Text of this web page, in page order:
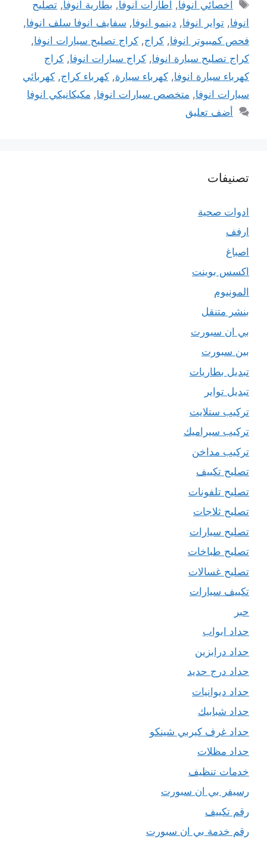
اخصائي انوفا, اطارات انوفا, بطارية انوفا,تصليح
انوفا, تواير انوفا, دينمو انوفا, سفايف انوفا سلف انوفا,
فحص كمبيوتر انوفا, كراج, كراج تصليح سيارات انوفا,
كراج تصليح سيارة انوفا, كراج سيارات انوفا, كراج
كهرباء سيارة انوفا, كهرباء سيارة, كهرباء كراج, كهربائي
سيارات انوفا, متخصص سيارات انوفا, مكيكانيكي انوفا
أضف تعليق
تصنيفات
ادوات صحية
ارفف
اصباغ
اكسس بوينت
المونيوم
بنشر متنقل
بي ان سبورت
بين سبورت
تبديل بطاريات
تبديل تواير
تركيب ستلايت
تركيب سيراميك
تركيب مداخن
تصليح تكييف
تصليح تلفونات
تصليح ثلاجات
تصليح سيارات
تصليح طباخات
تصليح غسالات
تكييف سيارات
حبر
حداد ابواب
حداد درابزين
حداد درج حديد
حداد ديوانيات
حداد شبابيك
حداد غرف كيربي شينكو
حداد مظلات
خدمات تنظيف
رسيفر بي ان سبورت
رقم تكييف
رقم خدمة بي ان سبورت